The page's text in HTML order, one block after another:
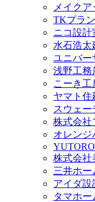
メイクア
TKプラ
ニコ設計
水石浩太
ユニバー
浅野工務
こーき工
ヤマト住
スウェー
株式会社
オレンジ
株式会社
三井ホー
アイダ設
タマホー